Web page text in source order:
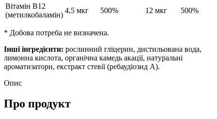
Вітамін B12
(метилкобаламін)
4,5 мкг 500% 12 мкг 500%
* Добова потреба не визначена.
Інші інгредієнти: рослинний гліцерин, дистильована вода,
лимонна кислота, органічна камедь акації, натуральні
ароматизатори, екстракт стевії (ребаудіозид А).
Опис
Про продукт